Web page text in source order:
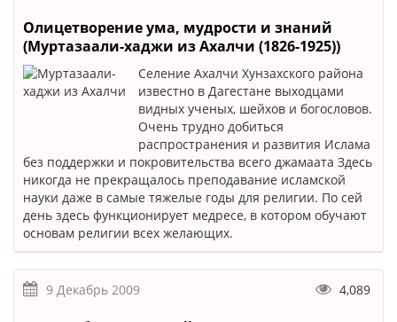
Олицетворение ума, мудрости и знаний
(Муртазаали-хаджи из Ахалчи (1826-1925))
Селение Ахалчи Хунзахского района
известно в Дагестане выходцами
видных ученых, шейхов и богословов.
Очень трудно добиться
распространения и развития Ислама
без поддержки и покровительства всего джамаата Здесь
никогда не прекращалось преподавание исламской
науки даже в самые тяжелые годы для религии. По сей
день здесь функционирует медресе, в котором обучают
основам религии всех желающих.
9 Декабрь 2009 4,089